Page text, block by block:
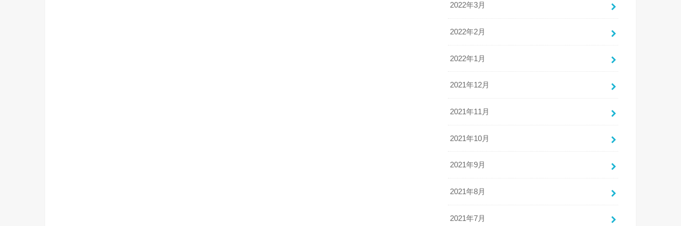
2022年3月
2022年2月
2022年1月
2021年12月
2021年11月
2021年10月
2021年9月
2021年8月
2021年7月